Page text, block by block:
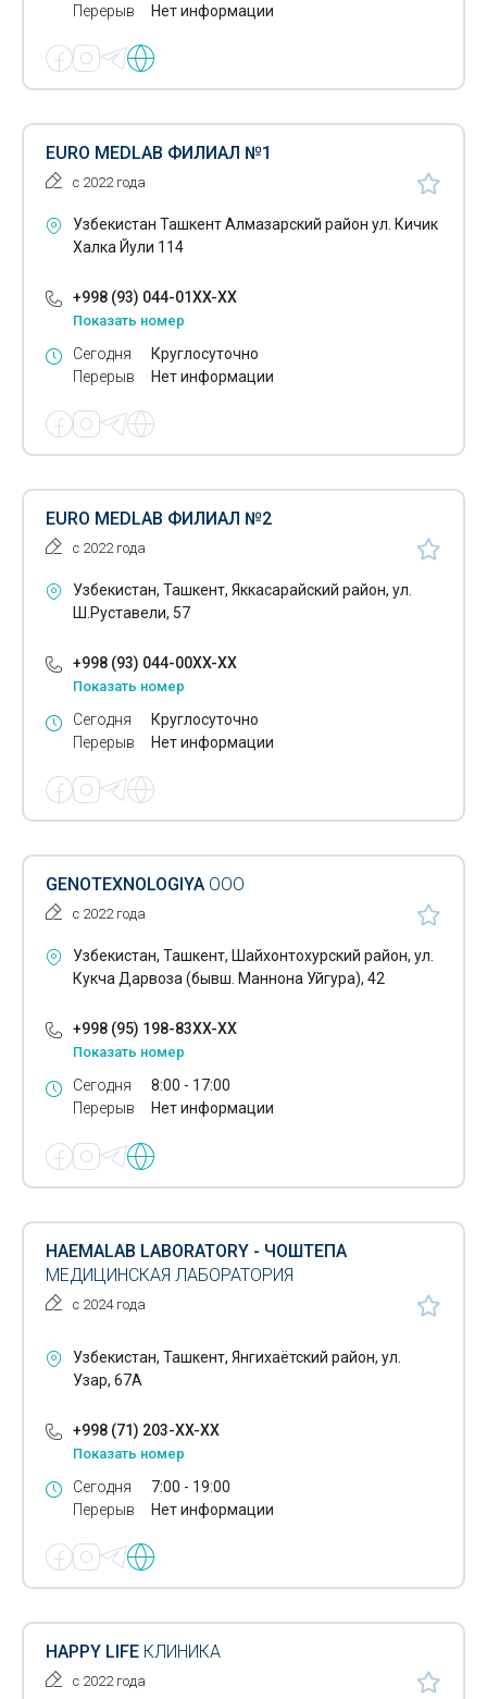
Перерыв
Нет информации
EURO MEDLAB ФИЛИАЛ №1
с 2022 года
Узбекистан Ташкент Алмазарский район ул. Кичик
Халка Йули 114
+998 (93) 044-01XX-XX
Показать номер
Сегодня
Перерыв
Круглосуточно
Нет информации
EURO MEDLAB ФИЛИАЛ №2
с 2022 года
Узбекистан, Ташкент, Яккасарайский район, ул.
Ш.Руставели, 57
+998 (93) 044-00XX-XX
Показать номер
Сегодня
Перерыв
Круглосуточно
Нет информации
GENOTEXNOLOGIYA ООО
с 2022 года
Узбекистан, Ташкент, Шайхонтохурский район, ул.
Кукча Дарвоза (бывш. Маннона Уйгура), 42
+998 (95) 198-83XX-XX
Показать номер
Сегодня
Перерыв
8:00 - 17:00
Нет информации
HAEMALAB LABORATORY - ЧОШТЕПА
МЕДИЦИНСКАЯ ЛАБОРАТОРИЯ
с 2024 года
Узбекистан, Ташкент, Янгихаётский район, ул.
Узар, 67А
+998 (71) 203-XX-XX
Показать номер
Сегодня
Перерыв
7:00 - 19:00
Нет информации
HAPPY LIFE КЛИНИКА
с 2022 года